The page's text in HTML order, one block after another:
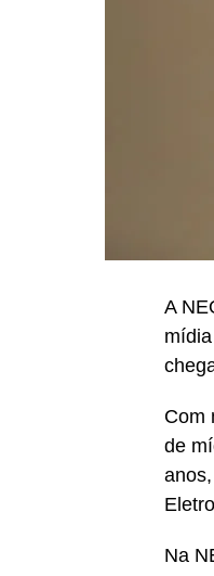
A
Com
de
Na